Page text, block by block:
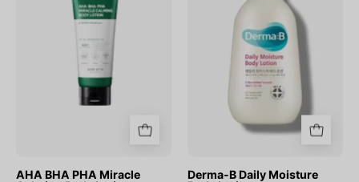
Calming
Body
Lotion
AHA BHA PHA Miracle
Body
Lotion
Derma-B Daily Moisture